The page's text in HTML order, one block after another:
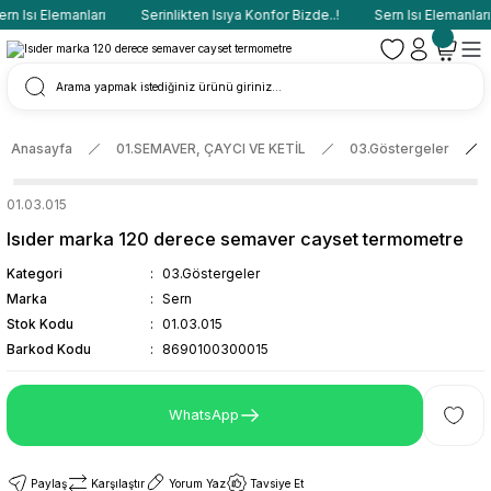
Isı Elemanları Serinlikten Isıya Konfor Bizde..! Sern Isı Elemanları
Anasayfa 01.SEMAVER, ÇAYCI VE KETİL 03.Göstergeler
01.03.015
Isıder marka 120 derece semaver cayset termometre
Kategori
03.Göstergeler
Marka
Sern
Stok Kodu
01.03.015
Barkod Kodu
8690100300015
WhatsApp
Paylaş Karşılaştır Yorum Yaz Tavsiye Et